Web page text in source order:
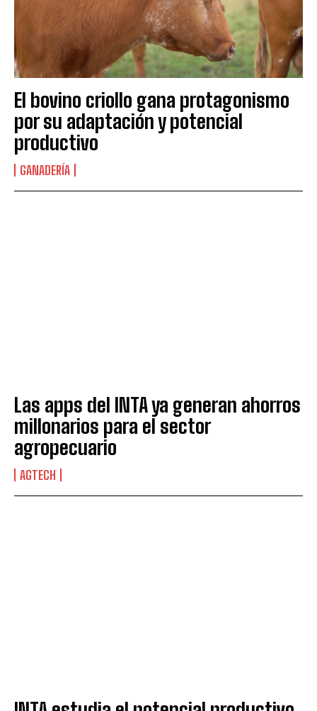
El bovino criollo gana protagonismo
por su adaptación y potencial
productivo
GANADERÍA
Las apps del INTA ya generan ahorros
millonarios para el sector
agropecuario
AGTECH